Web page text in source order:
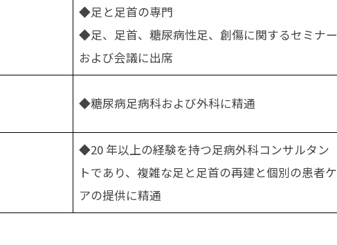
◆足と足首の専門
◆足、足首、糖尿病性足、創傷に関するセミナー
および会議に出席
◆糖尿病足病科および外科に精通
◆20 年以上の経験を持つ足病外科コンサルタン
トであり、複雑な足と足首の再建と個別の患者ケ
アの提供に精通